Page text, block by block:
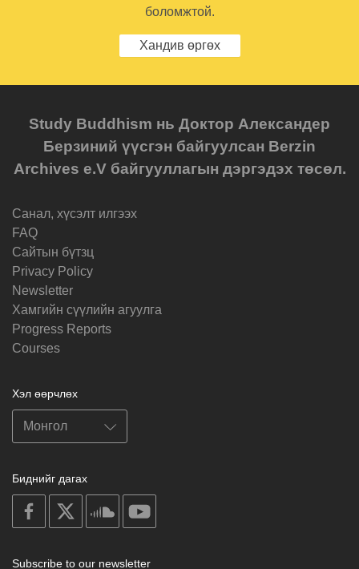
боломжтой.
Хандив өргөх
Study Buddhism нь Доктор Александер
Берзиний үүсгэн байгуулсан Berzin
Archives e.V байгууллагын дэргэдэх төсөл.
Санал, хүсэлт илгээх
FAQ
Cайтын бүтзц
Privacy Policy
Newsletter
Хамгийн сүүлийн агуулга
Progress Reports
Courses
Хэл өөрчлөх
Биднийг дагах
on
facebook
soundcloud
Subscribe to our newsletter